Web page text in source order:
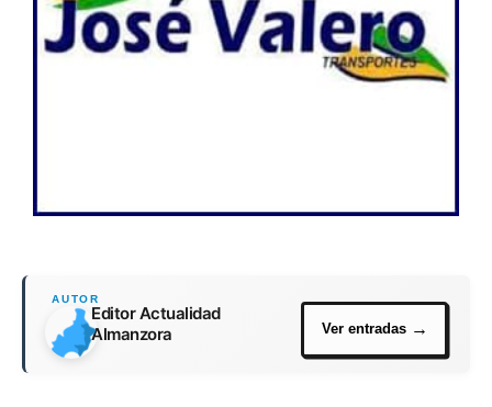
Editor Actualidad
Almanzora